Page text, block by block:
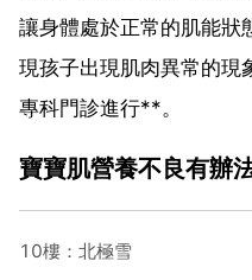
讓身體處於正常的肌能狀
現孩子出現肌肉異常的現
專科門診進行**。
寶寶肌營養不良有辦
10樓：北極雪